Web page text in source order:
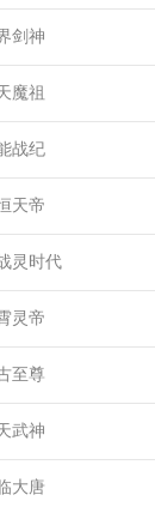
剑神
魔祖
战纪
天帝
灵时代
灵帝
至尊
武神
大唐